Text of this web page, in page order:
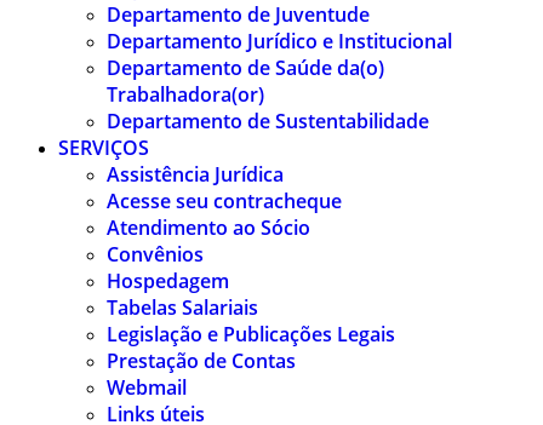
Departamento de Juventude
Departamento Jurídico e Institucional
Departamento de Saúde da(o)
Trabalhadora(or)
Departamento de Sustentabilidade
SERVIÇOS
Assistência Jurídica
Acesse seu contracheque
Atendimento ao Sócio
Convênios
Hospedagem
Tabelas Salariais
Legislação e Publicações Legais
Prestação de Contas
Webmail
Links úteis